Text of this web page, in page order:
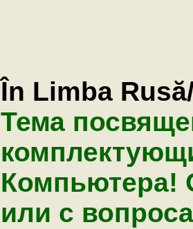
În Limba
Тема
Компьютера!
или с